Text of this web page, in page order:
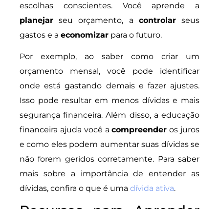
escolhas conscientes. Você aprende a
planejar seu orçamento, a controlarseus
gastos e a economizar para o futuro.
Por exemplo, ao saber como criar um
orçamento mensal, você pode identificar
onde está gastando demais e fazer ajustes.
Isso pode resultar em menos dívidas e mais
segurança financeira. Além disso, a educação
financeira ajuda você acompreender os juros
e como eles podem aumentar suas dívidas se
não forem geridos corretamente. Para saber
mais sobre a importância de entender as
dívidas, confira o que é uma dívida ativa.